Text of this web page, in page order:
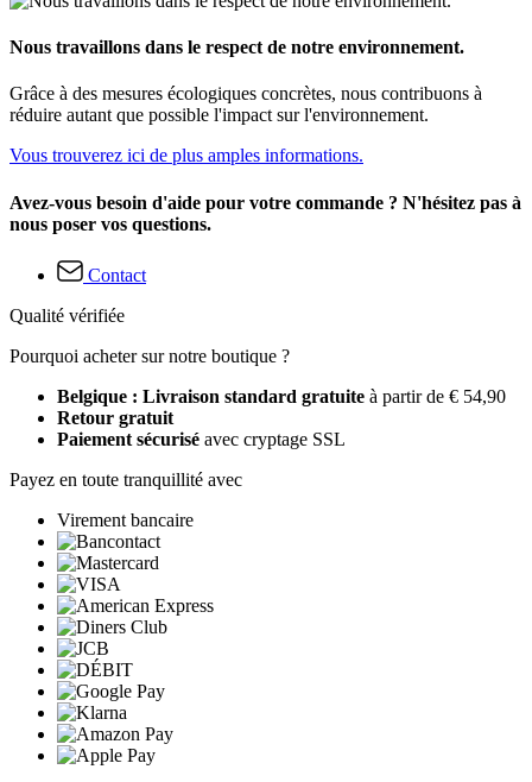
Nous travaillons dans le respect de notre environnement.
Grâce à des mesures écologiques concrètes, nous contribuons à
réduire autant que possible l'impact sur l'environnement.
Vous trouverez ici de plus amples informations.
Avez-vous besoin d'aide pour votre commande ? N'hésitez pas à
nous poser vos questions.
Contact
Qualité vérifiée
Pourquoi acheter sur notre boutique ?
Belgique : Livraison standard gratuite à partir de € 54,90
Retour gratuit
Paiement sécurisé avec cryptage SSL
Payez en toute tranquillité avec
Virement bancaire